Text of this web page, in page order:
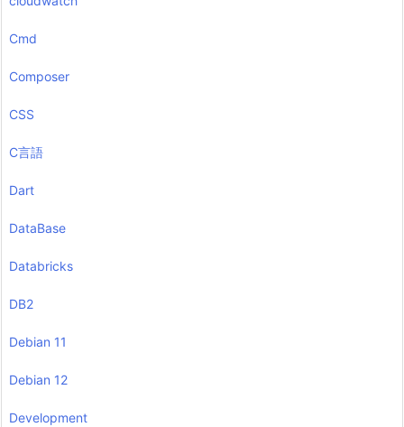
Cmd
Composer
CSS
C言語
Dart
DataBase
Databricks
DB2
Debian 11
Debian 12
Development